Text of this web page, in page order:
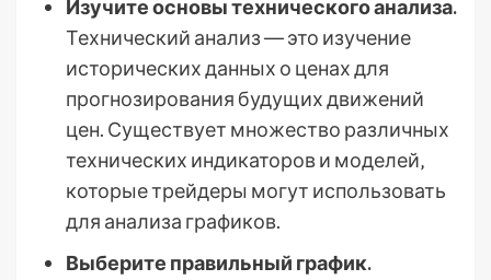
Изучите основы технического анализа.
Технический анализ ― это изучение
исторических данных о ценах для
прогнозирования будущих движений
цен. Существует множество различных
технических индикаторов и моделей‚
которые трейдеры могут использовать
для анализа графиков.
Выберите правильный график.